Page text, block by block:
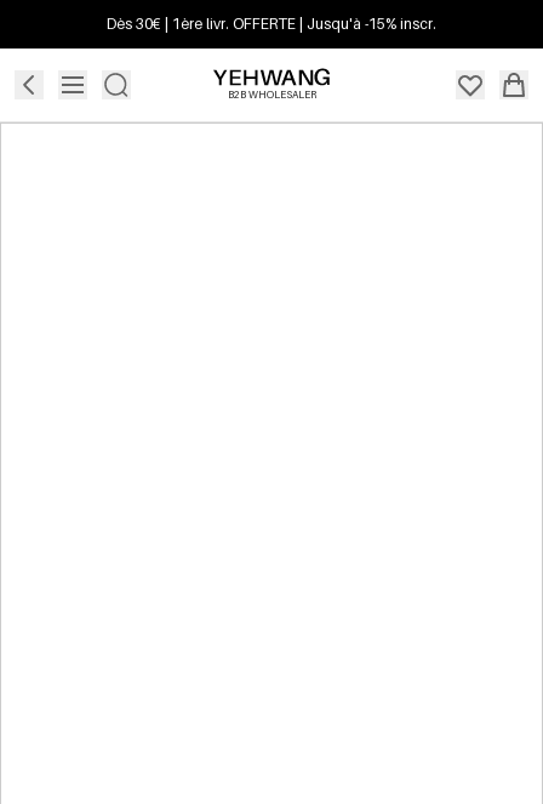
Dès 30€ | 1ère livr. OFFERTE | Jusqu'à -15% inscr.
B2B WHOLESALER